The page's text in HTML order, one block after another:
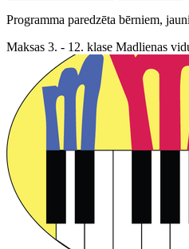
Programma paredzēta bērniem,
Maksas 3. - 12. klase Madlienas